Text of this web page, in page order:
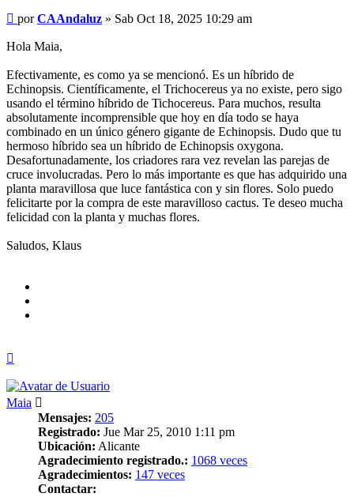
Mensaje
porCAAndaluz » Sab Oct 18, 2025 10:29 am
Hola Maia,
Efectivamente, es como ya se mencionó. Es un híbrido de
Echinopsis. Científicamente, el Trichocereus ya no existe, pero sigo
usando el término híbrido de Tichocereus. Para muchos, resulta
absolutamente incomprensible que hoy en día todo se haya
combinado en un único género gigante de Echinopsis. Dudo que tu
hermoso híbrido sea un híbrido de Echinopsis oxygona.
Desafortunadamente, los criadores rara vez revelan las parejas de
cruce involucradas. Pero lo más importante es que has adquirido una
planta maravillosa que luce fantástica con y sin flores. Solo puedo
felicitarte por la compra de este maravilloso cactus. Te deseo mucha
felicidad con la planta y muchas flores.
Saludos, Klaus
Maia
Mensajes: 205
Registrado: Jue Mar 25, 2010 1:11 pm
Ubicación: Alicante
Agradecimiento registrado.: 1068 veces
Agradecimientos: 147 veces
Contactar: